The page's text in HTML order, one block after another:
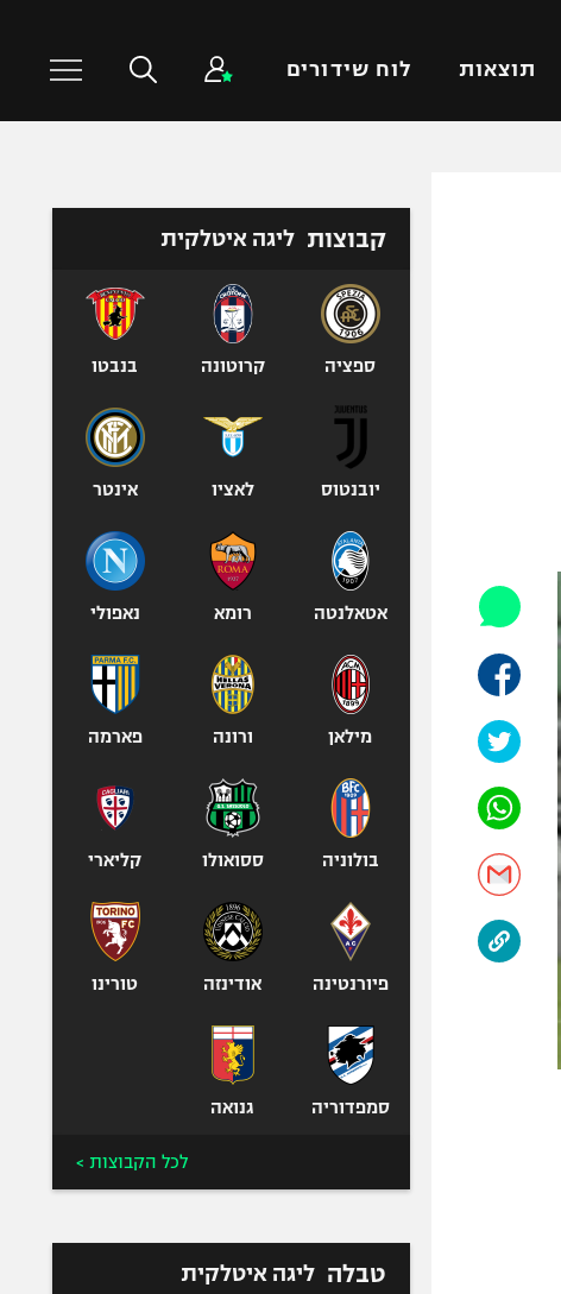
תוצאות לוח שידורים
טניס
כדורעף
אגרוף
ספורט אולימפי
היאבקות WWE
אופניים
ספורט מוטורי
פוטבול אמריקאי NFL
בייסבול MLB
ואקסטרים
אומנויות לחימה
קבוצות ליגה איטלקית
ספציה קרוטונה בנבטו
יובנטוס לאציו אינטר
אטאלנטה רומא נאפולי
מילאן ורונה פארמה
בולוניה ססואולו קליארי
פיורנטינה אודינזה טורינו
סמפדוריה גנואה
לכל הקבוצות >
טבלה ליגה איטלקית